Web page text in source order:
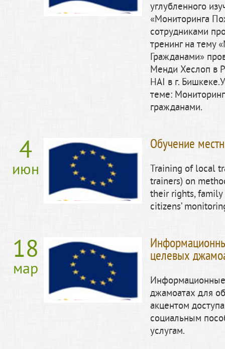
углубленного
«Мониторинга
сотрудниками
тренинг на тему
Гражданами»
Менди Хеслоп в
HAI в г.
теме:
гражданами.
4
июн
Обучение
Training of local
trainers) on
their rights,
citizens’
18
мар
целевых
джамоатах для
акцентом
социальным
услугам.